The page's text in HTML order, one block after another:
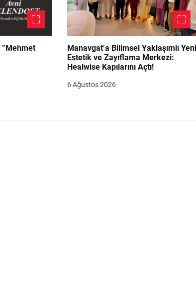
Manavgat’a Bilimsel Yaklaşımlı
Estetik ve Zayıflama Merkezi:
Healwise Kapılarını Açtı!
6 Ağustos 2026